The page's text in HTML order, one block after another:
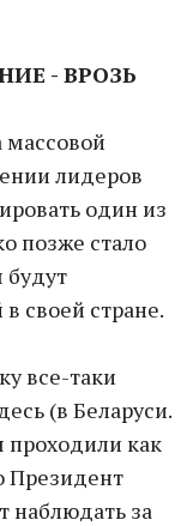
- ВРОЗЬ
массовой
лидеров
один из
позже стало
будут
своей стране.
все-таки
(в Беларуси.
проходили как
Президент
наблюдать за